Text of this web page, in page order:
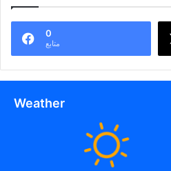
ي
ن
و
0
متابع
Weather